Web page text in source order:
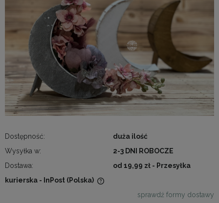
Dostępność:
duża ilość
Wysyłka w:
2-3 DNI ROBOCZE
Dostawa:
od 19,99 zł - Przesyłka
kurierska - InPost (Polska)
sprawdź formy dostawy